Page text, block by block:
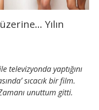
Yılın
televizyonda yaptığını
sıcacık bir film.
unuttum gitti.